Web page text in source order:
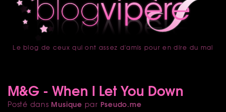
accueil
Le blog de ceux qui ont assez d'amis pour en dire du mal
M&G - When I Let You Down
Posté dans Musique par Pseudo.me